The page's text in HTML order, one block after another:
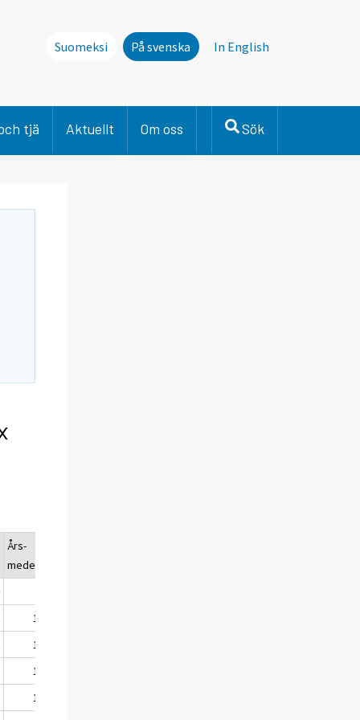
Suomeksi På svenska In English
tjä Aktuellt Om oss Sök
Års-
medeltal
101
103
103
100